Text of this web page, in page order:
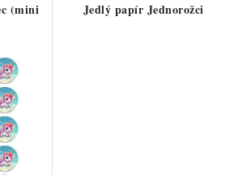
(mini
Jedlý papír Jednorožci